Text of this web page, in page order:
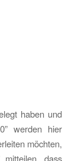
haben und
werden hier
möchten,
dass